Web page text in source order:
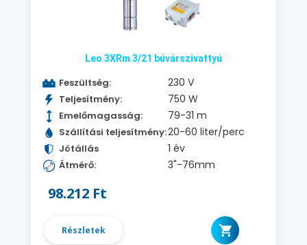
Leo 3XRm 3/21 búvárszivattyú
Feszültség: 230 V
Teljesítmény: 750 W
Emelőmagasság: 79-31 m
Szállítási teljesítmény:20-60 liter/perc
Jótállás 1 év
Átmérő: 3"-76mm
98.212 Ft
Részletek